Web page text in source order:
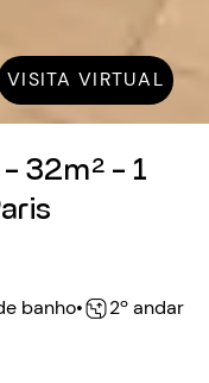
VISITA VIRTUAL
32m² - 1
banho•
2º andar